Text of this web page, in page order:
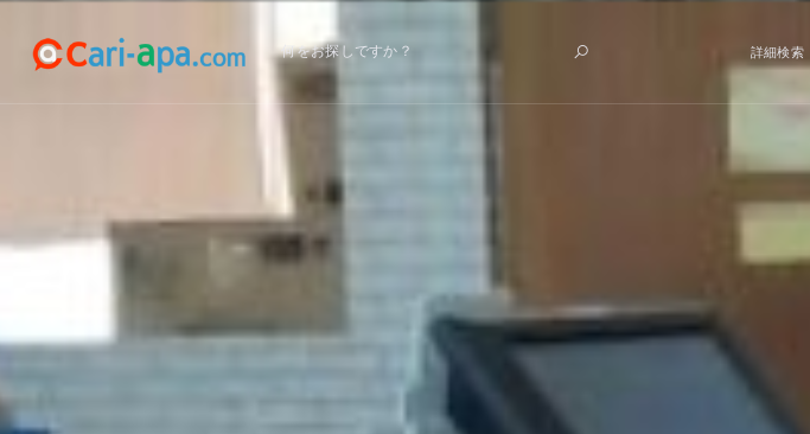
何をお探しですか？ 詳細検索